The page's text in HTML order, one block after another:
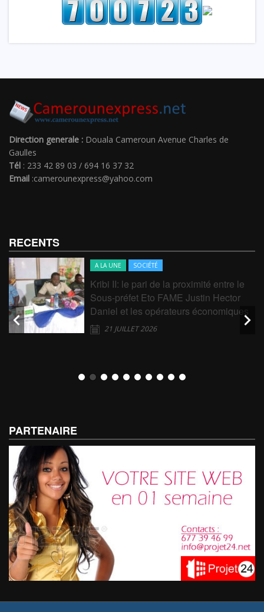
Direction generale : Douala Cameroun Avenue Charles de
Gaulles
Tél : 233 42 89 03 / 694 16 37 32
Email :camerounexpress@yahoo.com
RECENTS
A LA UNE SOCIÉTÉ
Kribi II: le pari de la proximité entre le
Sous-préfet Eto FAME Justin Hector
Daniel et les opérateurs économiques
21 JUILLET 2026
PARTENAIRE